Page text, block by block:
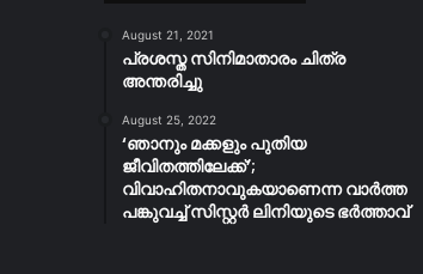
August 21, 2021
പ്രശസ്ത സിനിമാതാരം ചിത്ര
അന്തരിച്ചു
August 25, 2022
‘ഞാനും മക്കളും പുതിയ
ജീവിതത്തിലേക്ക്’;
വിവാഹിതനാവുകയാണെന്ന വാർത്ത
പങ്കുവച്ച് സിസ്റ്റർ ലിനിയുടെ ഭർത്താവ്